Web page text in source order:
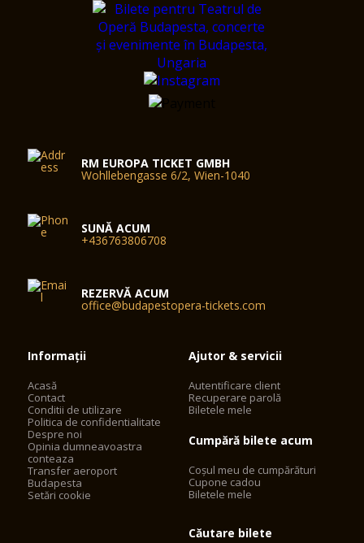
RM EUROPA TICKET GMBH
Wohllebengasse 6/2, Wien-1040
SUNĂ ACUM
+436763806708
REZERVĂ ACUM
office@budapestopera-tickets.com
Informații
Acasă
Contact
Conditii de utilizare
Politica de confidentialitate
Despre noi
Opinia dumneavoastra
conteaza
Transfer aeroport
Budapesta
Setări cookie
Ajutor & servicii
Autentificare client
Recuperare parolă
Biletele mele
Cumpără bilete acum
Coșul meu de cumpărături
Cupone cadou
Biletele mele
Căutare bilete